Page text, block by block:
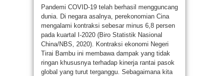
Pandemi COVID-19 telah berhasil mengguncang
dunia. Di negara asalnya, perekonomian Cina
mengalami kontraksi sebesar minus 6,8 persen
pada kuartal I-2020 (Biro Statistik Nasional
China/NBS, 2020). Kontraksi ekonomi Negeri
Tirai Bambu ini membawa dampak yang tidak
ringan khususnya terhadap kinerja rantai pasok
global yang turut terganggu. Sebagaimana kita